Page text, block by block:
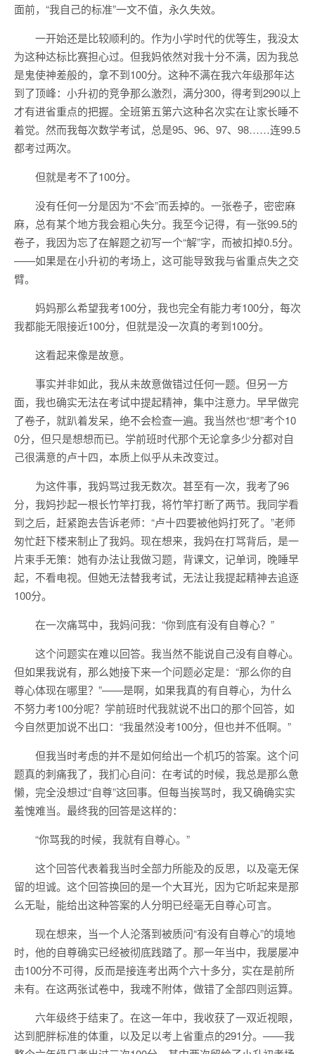
面前，“我自己的标准”一文不值，永久失效。
一开始还是比较顺利的。作为小学时代的优等生，我没太
为这种达标比赛担心过。但我妈依然对我十分不满，因为我总
是鬼使神差般的，拿不到100分。这种不满在我六年级那年达
到了顶峰：小升初的竞争那么激烈，满分300，得考到290以上
才有进省重点的把握。全班第五第六这种名次实在让家长睡不
着觉。然而我每次数学考试，总是95、96、97、98……连99.5
都考过两次。
但就是考不了100分。
没有任何一分是因为“不会”而丢掉的。一张卷子，密密麻
麻，总有某个地方我会粗心失分。我至今记得，有一张99.5的
卷子，我因为忘了在解题之初写一个“解”字，而被扣掉0.5分。
——如果是在小升初的考场上，这可能导致我与省重点失之交
臂。
妈妈那么希望我考100分，我也完全有能力考100分，每次
我都能无限接近100分，但就是没一次真的考到100分。
这看起来像是故意。
事实并非如此，我从未故意做错过任何一题。但另一方
面，我也确实无法在考试中提起精神，集中注意力。早早做完
了卷子，就趴着发呆，绝不会检查一遍。我当然也“想”考个10
0分，但只是想想而已。学前班时代那个无论拿多少分都对自
己很满意的卢十四，本质上似乎从未改变过。
为这件事，我妈骂过我无数次。甚至有一次，我考了96
分，我妈抄起一根长竹竿打我，将竹竿打断了两节。我同学看
到之后，赶紧跑去告诉老师：“卢十四要被他妈打死了。”老师
匆忙赶下楼来制止了我妈。现在想来，我妈在打骂背后，是一
片束手无策：她有办法让我做习题，背课文，记单词，晚睡早
起，不看电视。但她无法替我考试，无法让我提起精神去追逐
100分。
在一次痛骂中，我妈问我：“你到底有没有自尊心？”
这个问题实在难以回答。我当然不能说自己没有自尊心。
但如果我说有，那么她接下来一个问题必定是：“那么你的自
尊心体现在哪里？”——是啊，如果我真的有自尊心，为什么
不努力考100分呢？学前班时代我就说不出口的那个回答，如
今自然更加说不出口：“我虽然没考100分，但也并不低啊。”
但我当时考虑的并不是如何给出一个机巧的答案。这个问
题真的刺痛我了，我扪心自问：在考试的时候，我总是那么惫
懒，完全没想过“自尊”这回事。但每当挨骂时，我又确确实实
羞愧难当。最终我的回答是这样的：
“你骂我的时候，我就有自尊心。”
这个回答代表着我当时全部力所能及的反思，以及毫无保
留的坦诚。这个回答换回的是一个大耳光，因为它听起来是那
么无耻，能给出这种答案的人分明已经毫无自尊心可言。
现在想来，当一个人沦落到被质问“有没有自尊心”的境地
时，他的自尊确实已经被彻底践踏了。那一年当中，我屡屡冲
击100分不可得，反而是接连考出两个六十多分，实在是前所
未有。在这两张试卷中，我魂不附体，做错了全部四则运算。
六年级终于结束了。在这一年中，我收获了一双近视眼，
达到肥胖标准的体重，以及足以考上省重点的291分。——我